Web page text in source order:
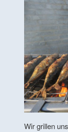
Wir grillen